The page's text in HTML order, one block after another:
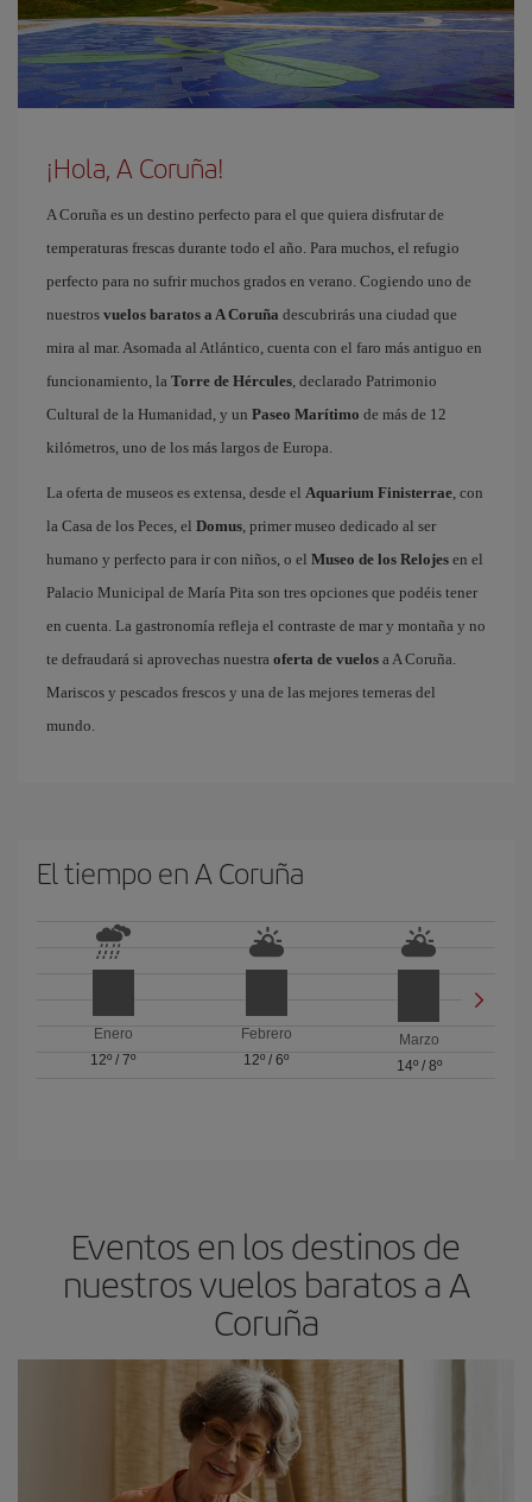
¡Hola, A Coruña!
A Coruña es un destino perfecto para el que quiera disfrutar de
temperaturas frescas durante todo el año. Para muchos, el refugio
perfecto para no sufrir muchos grados en verano. Cogiendo uno de
nuestros vuelos baratos a A Coruña descubrirás una ciudad que
mira al mar. Asomada al Atlántico, cuenta con el faro más antiguo en
funcionamiento, la Torre de Hércules , declarado Patrimonio
Cultural de la Humanidad, y un Paseo Marítimo de más de 12
kilómetros, uno de los más largos de Europa.
La oferta de museos es extensa, desde el Aquarium Finisterrae , con
la Casa de los Peces, el Domus , primer museo dedicado al ser
humano y perfecto para ir con niños, o el Museo de los Relojes en el
Palacio Municipal de María Pita son tres opciones que podéis tener
en cuenta. La gastronomía refleja el contraste de mar y montaña y no
te defraudará si aprovechas nuestra oferta de vuelos a A Coruña.
Mariscos y pescados frescos y una de las mejores terneras del
mundo.
El tiempo en A Coruña
Enero
12º /7º
Febrero
12º / 6º
Marzo
14º/ 8º
Eventos en los destinos de
nuestros vuelos baratos a A
Coruña